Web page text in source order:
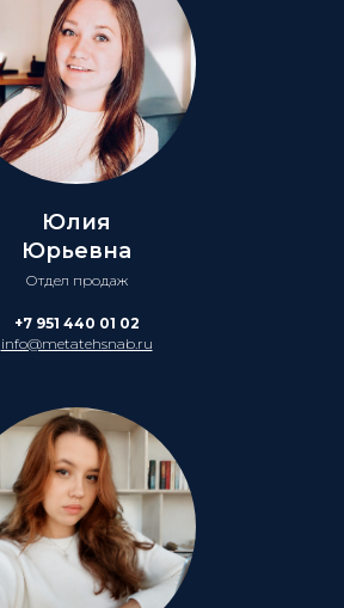
Юлия
Юрьевна
Отдел продаж
+7 951 440 01 02
info@metatehsnab.ru